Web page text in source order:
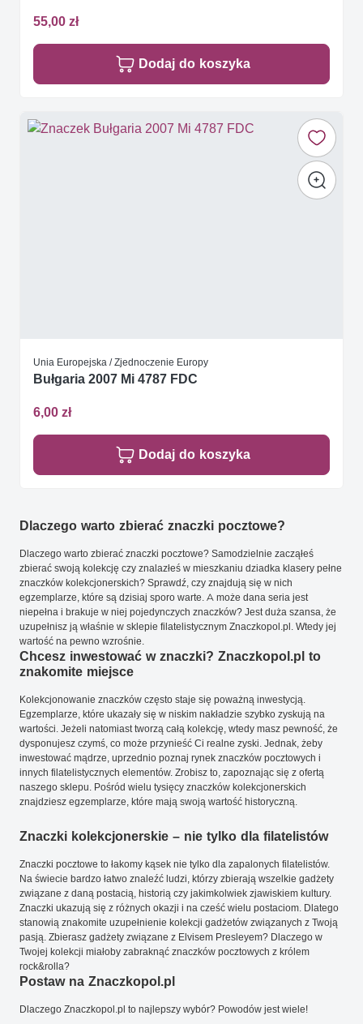
55,00 zł
Dodaj do koszyka
Unia Europejska / Zjednoczenie Europy
Bułgaria 2007 Mi 4787 FDC
6,00 zł
Dodaj do koszyka
Dlaczego warto zbierać znaczki pocztowe?
Dlaczego warto zbierać znaczki pocztowe? Samodzielnie zacząłeś
zbierać swoją kolekcję czy znalazłeś w mieszkaniu dziadka klasery pełne
znaczków kolekcjonerskich? Sprawdź, czy znajdują się w nich
egzemplarze, które są dzisiaj sporo warte. A może dana seria jest
niepełna i brakuje w niej pojedynczych znaczków? Jest duża szansa, że
uzupełnisz ją właśnie w sklepie filatelistycznym Znaczkopol.pl. Wtedy jej
wartość na pewno wzrośnie.
Chcesz inwestować w znaczki? Znaczkopol.pl to
znakomite miejsce
Kolekcjonowanie znaczków często staje się poważną inwestycją.
Egzemplarze, które ukazały się w niskim nakładzie szybko zyskują na
wartości. Jeżeli natomiast tworzą całą kolekcję, wtedy masz pewność, że
dysponujesz czymś, co może przynieść Ci realne zyski. Jednak, żeby
inwestować mądrze, uprzednio poznaj rynek znaczków pocztowych i
innych filatelistycznych elementów. Zrobisz to, zapoznając się z ofertą
naszego sklepu. Pośród wielu tysięcy znaczków kolekcjonerskich
znajdziesz egzemplarze, które mają swoją wartość historyczną.
Znaczki kolekcjonerskie – nie tylko dla filatelistów
Znaczki pocztowe to łakomy kąsek nie tylko dla zapalonych filatelistów.
Na świecie bardzo łatwo znaleźć ludzi, którzy zbierają wszelkie gadżety
związane z daną postacią, historią czy jakimkolwiek zjawiskiem kultury.
Znaczki ukazują się z różnych okazji i na cześć wielu postaciom. Dlatego
stanowią znakomite uzupełnienie kolekcji gadżetów związanych z Twoją
pasją. Zbierasz gadżety związane z Elvisem Presleyem? Dlaczego w
Twojej kolekcji miałoby zabraknąć znaczków pocztowych z królem
rock&rolla?
Postaw na Znaczkopol.pl
Dlaczego Znaczkopol.pl to najlepszy wybór? Powodów jest wiele!